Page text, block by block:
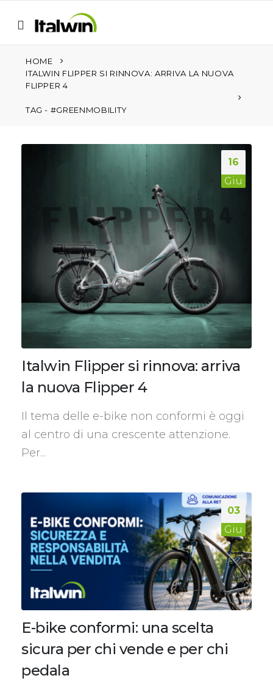
HOME
ITALWIN FLIPPER SI RINNOVA: ARRIVA LA NUOVA
FLIPPER 4
TAG - #GREENMOBILITY
16
Giu
Italwin Flipper si rinnova: arriva
la nuova Flipper 4
Il tema delle e-bike non conformi è oggi
al centro di una crescente attenzione.
Per...
03
Giu
E-bike conformi: una scelta
sicura per chi vende e per chi
pedala